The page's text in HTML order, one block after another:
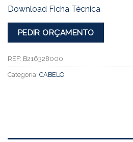
Download Ficha Técnica
PEDIR ORÇAMENTO
REF: B216328000
Categoria: CABELO